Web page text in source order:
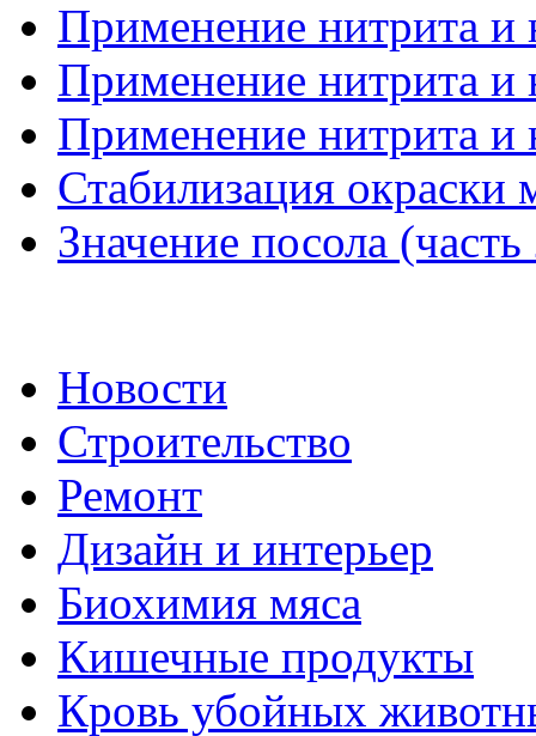
Применение нитрита и
Применение нитрита и
Применение нитрита и
Стабилизация окраски
Значение посола (часть
Новости
Строительство
Ремонт
Дизайн и интерьер
Биохимия мяса
Кишечные продукты
Кровь убойных